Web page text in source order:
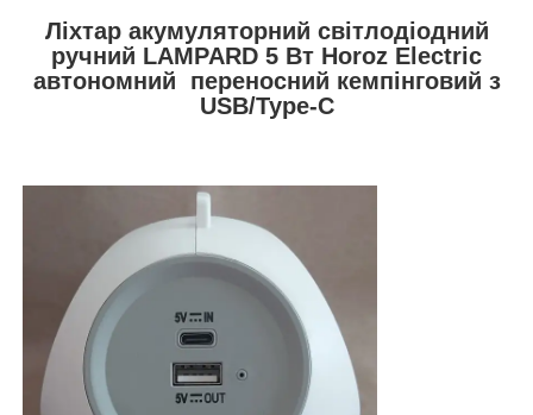
Ліхтар акумуляторний світлодіодний
ручний LAMPARD 5 Вт Horoz Electric
автономний переносний кемпінговий з
USB/Type-C